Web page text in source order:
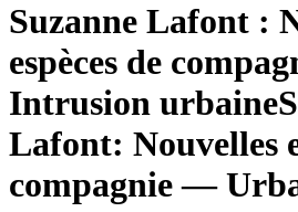
Suzanne Lafont :
espèces de
Intrusion urbaine
Lafont: Nouvelles
compagnie —